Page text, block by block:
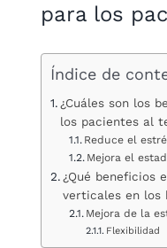
para los
Índice de
¿Cuáles son los
los pacientes al
Reduce el
Mejora el
¿Qué beneficios
verticales en los
Mejora de la
Flexibilidad